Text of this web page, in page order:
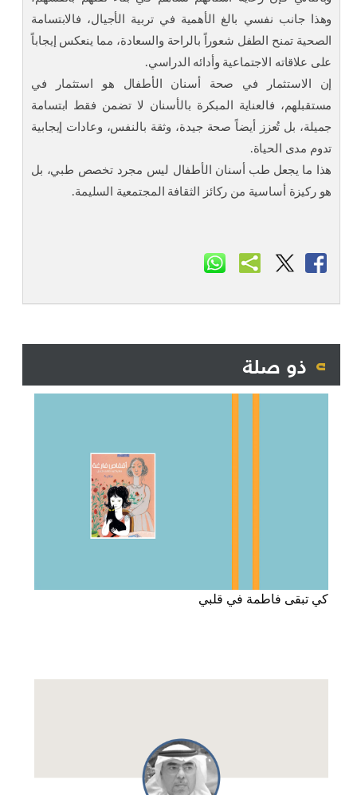
وهذا جانب نفسي بالغ الأهمية في تربية الأجيال، فالابتسامة
الصحية تمنح الطفل شعوراً بالراحة والسعادة، مما ينعكس إيجاباً
على علاقاته الاجتماعية وأدائه الدراسي.
إن الاستثمار في صحة أسنان الأطفال هو استثمار في
مستقبلهم، فالعناية المبكرة بالأسنان لا تضمن فقط ابتسامة
جميلة، بل تُعزز أيضاً صحة جيدة، وثقة بالنفس، وعادات إيجابية
تدوم مدى الحياة.
هذا ما يجعل طب أسنان الأطفال ليس مجرد تخصص طبي، بل
هو ركيزة أساسية من ركائز الثقافة المجتمعية السليمة.
ذو صلة
كي تبقى فاطمة في قلبي